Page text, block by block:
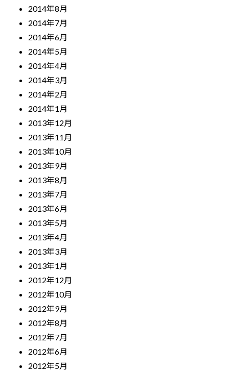
2014年8月
2014年7月
2014年6月
2014年5月
2014年4月
2014年3月
2014年2月
2014年1月
2013年12月
2013年11月
2013年10月
2013年9月
2013年8月
2013年7月
2013年6月
2013年5月
2013年4月
2013年3月
2013年1月
2012年12月
2012年10月
2012年9月
2012年8月
2012年7月
2012年6月
2012年5月